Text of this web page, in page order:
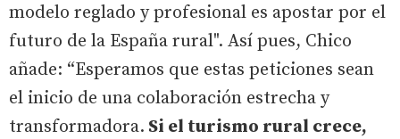
modelo reglado y profesional es apostar por el
futuro de la España rural". Así pues, Chico
añade: “Esperamos que estas peticiones sean
el inicio de una colaboración estrecha y
transformadora. Si el turismo rural crece,